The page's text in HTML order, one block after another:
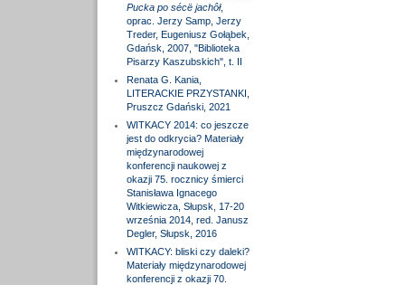
Pucka po sécë jachôł,
oprac. Jerzy Samp, Jerzy
Treder, Eugeniusz Gołąbek,
Gdańsk, 2007, "Biblioteka
Pisarzy Kaszubskich", t. II
Renata G. Kania,
LITERACKIE PRZYSTANKI,
Pruszcz Gdański, 2021
WITKACY 2014: co jeszcze
jest do odkrycia? Materiały
międzynarodowej
konferencji naukowej z
okazji 75. rocznicy śmierci
Stanisława Ignacego
Witkiewicza, Słupsk, 17-20
września 2014, red. Janusz
Degler, Słupsk, 2016
WITKACY: bliski czy daleki?
Materiały międzynarodowej
konferencji z okazji 70.